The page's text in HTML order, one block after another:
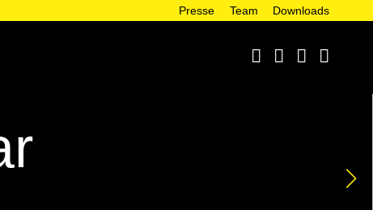
Presse Team Downloads
   